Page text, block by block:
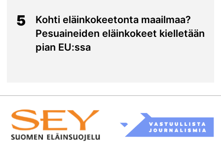
5
Kohti eläinkokeetonta maailmaa?
Pesuaineiden eläinkokeet kielletään
pian EU:ssa